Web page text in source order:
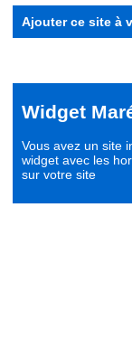
Ajouter ce site à
Widget
Vous avez un site
widget avec les
sur votre site